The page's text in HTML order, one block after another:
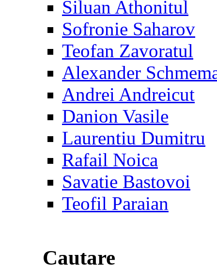
Siluan Athonitul
Sofronie Saharov
Teofan Zavoratul
Alexander
Andrei Andreicut
Danion Vasile
Laurentiu Dumitru
Rafail Noica
Savatie Bastovoi
Teofil Paraian
Cautare